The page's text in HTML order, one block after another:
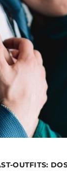
OUTFITS: